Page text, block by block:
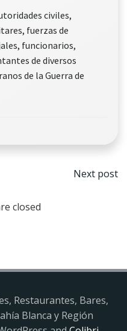
civiles,
fuerzas de
funcionarios,
de diversos
de la Guerra de
Next post
closed
Restaurantes, Bares,
Blanca y Región